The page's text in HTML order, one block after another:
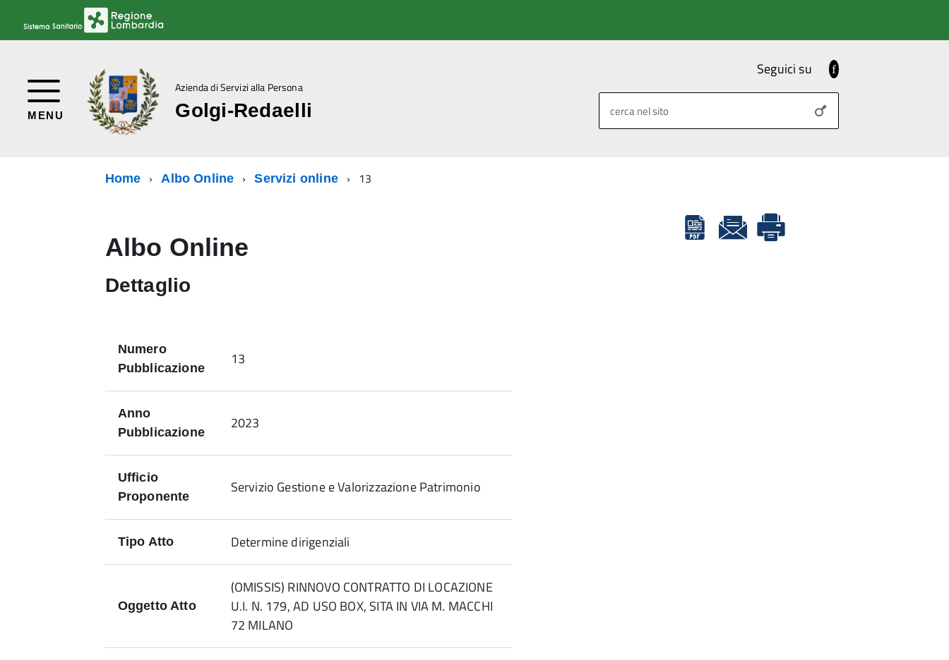
MENU
Azienda di Servizi alla Persona
Golgi-Redaelli
Seguici su
cerca nel sito
Home Albo Online Servizi online 13
Albo Online
Dettaglio
Numero
Pubblicazione
13
Anno
Pubblicazione
2023
Ufficio
Proponente
Servizio Gestione e Valorizzazione Patrimonio
Tipo Atto Determine dirigenziali
Oggetto Atto
(OMISSIS) RINNOVO CONTRATTO DI LOCAZIONE
U.I. N. 179, AD USO BOX, SITA IN VIA M. MACCHI
72 MILANO